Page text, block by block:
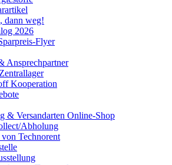
dann weg!
2026
Flyer
Ansprechpartner
Kooperation
& Versandarten Online-Shop
Abholung
Technorent